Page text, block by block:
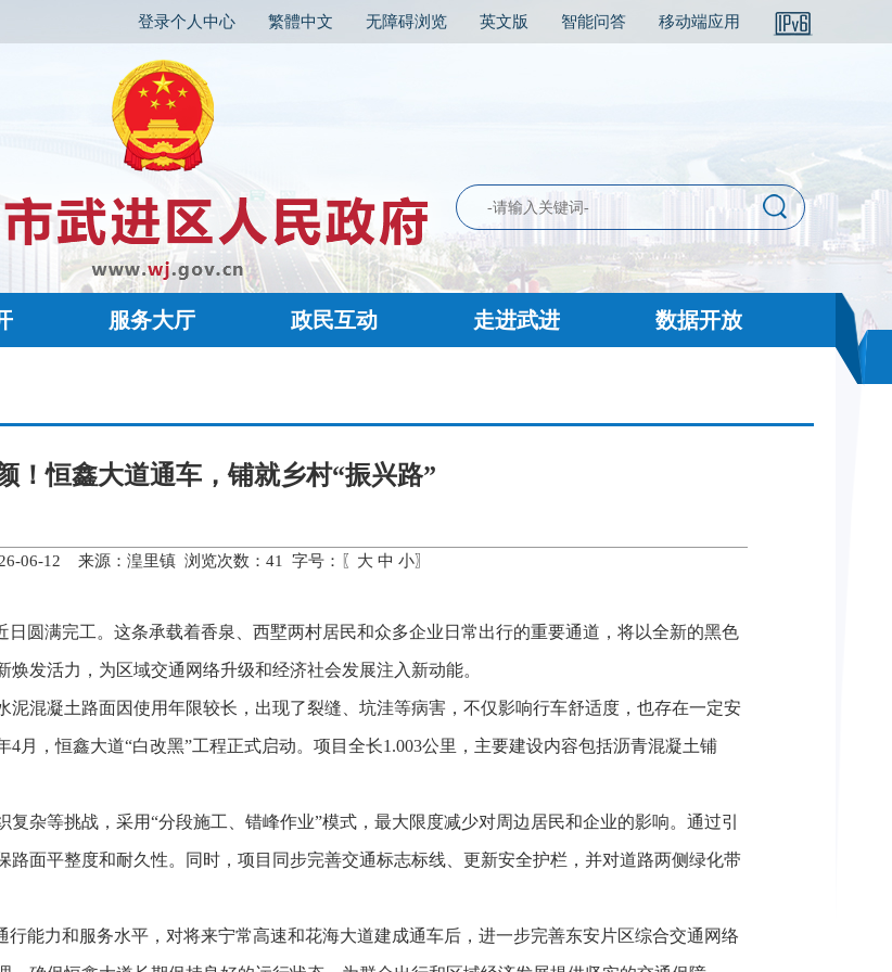
登录个人中心 繁體中文 无障碍浏览 英文版 智能问答 移动端应用
服务大厅 政民互动 走进武进 数据开放
！恒鑫大道通车，铺就乡村“振兴路”
06-12 来源：湟里镇 浏览次数： 41 字号：〖 大 中 小〗
日圆满完工。这条承载着香泉、西墅两村居民和众多企业日常出行的重要通道，将以全新的黑色
发活力，为区域交通网络升级和经济社会发展注入新动能。
混凝土路面因使用年限较长，出现了裂缝、坑洼等病害，不仅影响行车舒适度，也存在一定安
4月，恒鑫大道“白改黑”工程正式启动。项目全长1.003公里，主要建设内容包括沥青混凝土铺
杂等挑战，采用“分段施工、错峰作业”模式，最大限度减少对周边居民和企业的影响。通过引
路面平整度和耐久性。同时，项目同步完善交通标志标线、更新安全护栏，并对道路两侧绿化带
能力和服务水平，对将来宁常高速和花海大道建成通车后，进一步完善东安片区综合交通网络